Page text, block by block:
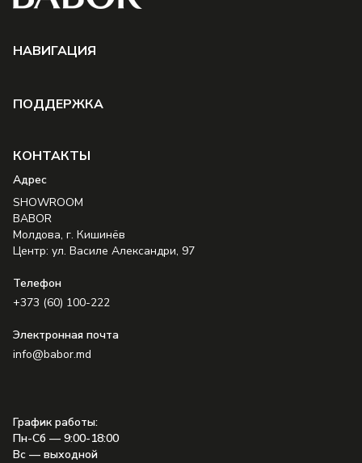
НAВИГАЦИЯ
ПОДДЕРЖКА
КОНТАКТЫ
Aдрес
SHOWROOM
BABOR
Молдова, г. Кишинёв
Центр: ул. Василе Александри, 97
Телефон
+373 (60) 100-222
Электронная почта
info@babor.md
График работы:
Пн-Сб — 9:00-18:00
Вс — выходной